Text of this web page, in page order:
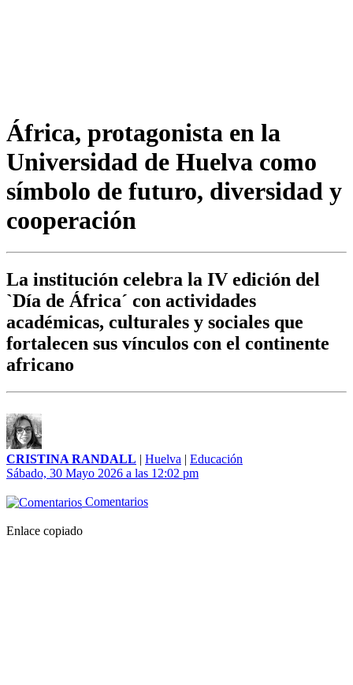
África, protagonista en la
Universidad de Huelva como
símbolo de futuro, diversidad y
cooperación
La institución celebra la IV edición del
`Día de África´ con actividades
académicas, culturales y sociales que
fortalecen sus vínculos con el continente
africano
CRISTINA RANDALL | Huelva | Educación
Sábado, 30 Mayo 2026 a las 12:02 pm
Comentarios
Enlace copiado